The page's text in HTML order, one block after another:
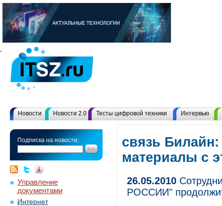
Новости Новости 2.0 Тесты цифровой техники Интервью
Подписка на новости:
Управление
документами
Интернет
связь Билайн:
материалы с
26.05.2010
РОССИИ"